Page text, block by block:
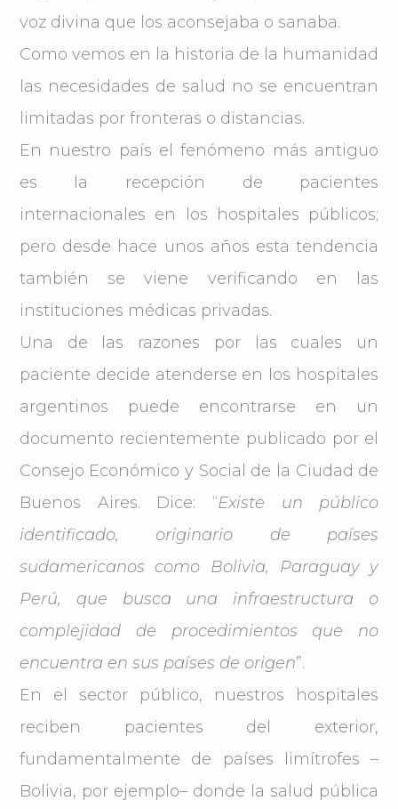
voz divina que los aconsejaba o sanaba.
Como vemos en la historia de la humanidad
las necesidades de salud no se encuentran
limitadas por fronteras o distancias.
En nuestro país el fenómeno más antiguo
es la recepción de pacientes
internacionales en los hospitales públicos;
pero desde hace unos años esta tendencia
también se viene verificando en las
instituciones médicas privadas.
Una de las razones por las cuales un
paciente decide atenderse en los hospitales
argentinos puede encontrarse en un
documento recientemente publicado por el
Consejo Económico y Social de la Ciudad de
Buenos Aires. Dice: “Existe un público
identificado, originario de países
sudamericanos como Bolivia, Paraguay y
Perú, que busca una infraestructura o
complejidad de procedimientos que no
encuentra en sus países de origen”.
En el sector público, nuestros hospitales
reciben pacientes del exterior,
fundamentalmente de países limítrofes –
Bolivia, por ejemplo– donde la salud pública